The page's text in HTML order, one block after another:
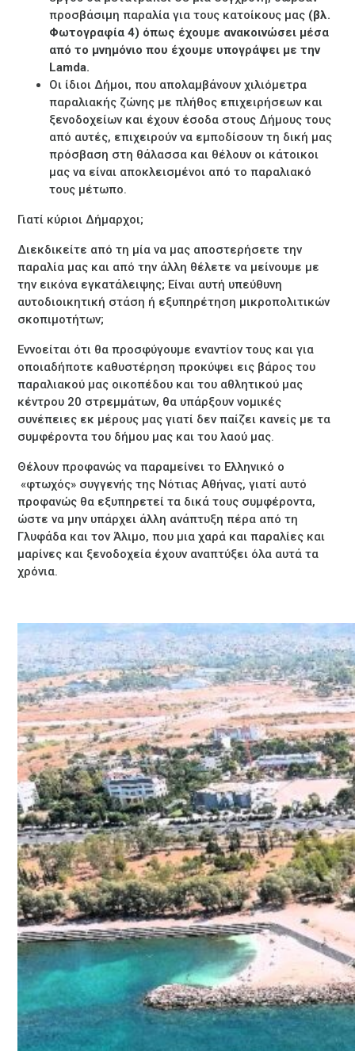
προσβάσιμη παραλία για τους κατοίκους μας (βλ.
Φωτογραφία 4) όπως έχουμε ανακοινώσει μέσα
από το μνημόνιο που έχουμε υπογράψει με την
Lamda.
Οι ίδιοι Δήμοι, που απολαμβάνουν χιλιόμετρα
παραλιακής ζώνης με πλήθος επιχειρήσεων και
ξενοδοχείων και έχουν έσοδα στους Δήμους τους
από αυτές, επιχειρούν να εμποδίσουν τη δική μας
πρόσβαση στη θάλασσα και θέλουν οι κάτοικοι
μας να είναι αποκλεισμένοι από το παραλιακό
τους μέτωπο.
Γιατί κύριοι Δήμαρχοι;
Διεκδικείτε από τη μία να μας αποστερήσετε την
παραλία μας και από την άλλη θέλετε να μείνουμε με
την εικόνα εγκατάλειψης; Είναι αυτή υπεύθυνη
αυτοδιοικητική στάση ή εξυπηρέτηση μικροπολιτικών
σκοπιμοτήτων;
Εννοείται ότι θα προσφύγουμε εναντίον τους και για
οποιαδήποτε καθυστέρηση προκύψει εις βάρος του
παραλιακού μας οικοπέδου και του αθλητικού μας
κέντρου 20 στρεμμάτων, θα υπάρξουν νομικές
συνέπειες εκ μέρους μας γιατί δεν παίζει κανείς με τα
συμφέροντα του δήμου μας και του λαού μας.
Θέλουν προφανώς να παραμείνει το Ελληνικό ο
«φτωχός» συγγενής της Νότιας Αθήνας, γιατί αυτό
προφανώς θα εξυπηρετεί τα δικά τους συμφέροντα,
ώστε να μην υπάρχει άλλη ανάπτυξη πέρα από τη
Γλυφάδα και τον Άλιμο, που μια χαρά και παραλίες και
μαρίνες και ξενοδοχεία έχουν αναπτύξει όλα αυτά τα
χρόνια.